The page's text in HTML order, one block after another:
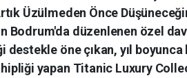
Üzülmeden Önce
Bodrum'da düzenlenen özel
destekle öne çıkan, yıl
yapan Titanic Luxury